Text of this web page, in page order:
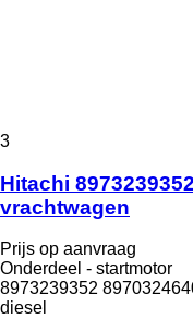
3
Hitachi
vrachtwagen
Prijs op aanvraag
Onderdeel - startmotor
8973239352
diesel